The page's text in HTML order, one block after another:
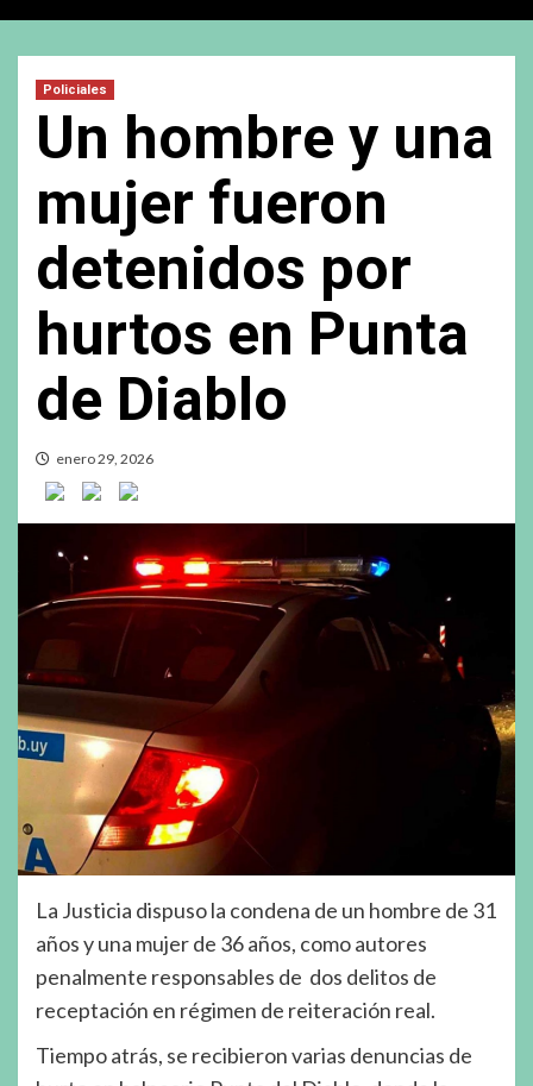
Policiales
Un hombre y una
mujer fueron
detenidos por
hurtos en Punta
de Diablo
enero 29, 2026
La Justicia dispuso la condena de un hombre de 31
años y una mujer de 36 años, como autores
penalmente responsables de dos delitos de
receptación en régimen de reiteración real.
Tiempo atrás, se recibieron varias denuncias de